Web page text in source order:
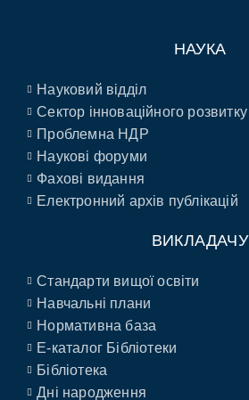
НАУКА
Науковий відділ
Сектор інноваційного розвитку
Проблемна НДР
Наукові форуми
Фахові видання
Електронний архів публікацій
ВИКЛАДАЧУ
Стандарти вищої освіти
Навчальні плани
Нормативна база
E-каталог Бібліотеки
Бібліотека
Дні народження